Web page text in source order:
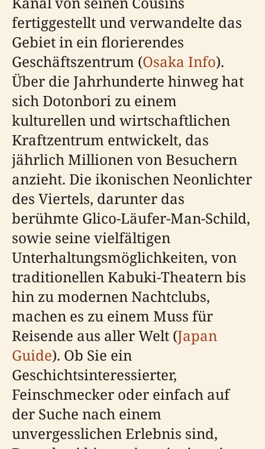
fertiggestellt und verwandelte das
Gebiet in ein florierendes
Geschäftszentrum (Osaka Info).
Über die Jahrhunderte hinweg hat
sich Dotonbori zu einem
kulturellen und wirtschaftlichen
Kraftzentrum entwickelt, das
jährlich Millionen von Besuchern
anzieht. Die ikonischen Neonlichter
des Viertels, darunter das
berühmte Glico-Läufer-Man-Schild,
sowie seine vielfältigen
Unterhaltungsmöglichkeiten, von
traditionellen Kabuki-Theatern bis
hin zu modernen Nachtclubs,
machen es zu einem Muss für
Reisende aus aller Welt (Japan
Guide). Ob Sie ein
Geschichtsinteressierter,
Feinschmecker oder einfach auf
der Suche nach einem
unvergesslichen Erlebnis sind,